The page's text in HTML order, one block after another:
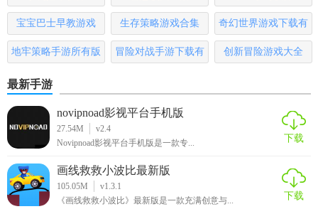
【乐器节拍器免费下载测评】
乐器节拍器以其简洁高效的设计、丰富的功能和完全免费的
特点，赢得了广大音乐爱好者的好评。无论是初学者还是进
阶玩家，都能从中受益，有效提升演奏时的节奏感控制。其
不可或缺的好帮手。
宝宝巴士早教游戏 生存策略游戏合集
奇幻世界游戏下载有
哪些
地牢策略手游所有版
冒险对战手游下载有
创新冒险游戏大全
最新手游
novipnoad影视平台手机版
27.54M
v2.4
Novipnoad影视平台手机版是一款专...
下载
画线救救小波比最新版
105.05M
v1.3.1
《画线救救小波比》最新版是一款充满创意与...
下载